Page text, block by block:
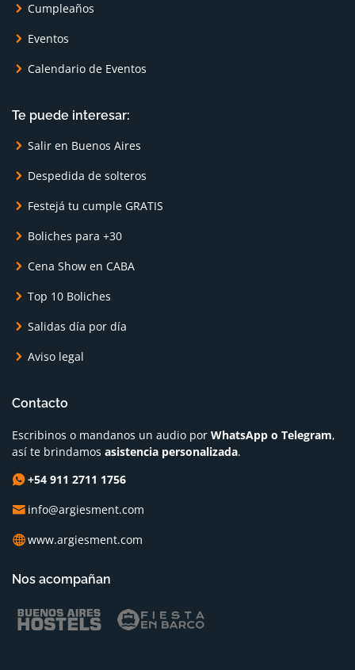
Cumpleaños
Eventos
Calendario de Eventos
Te puede interesar:
Salir en Buenos Aires
Despedida de solteros
Festejá tu cumple GRATIS
Boliches para +30
Cena Show en CABA
Top 10 Boliches
Salidas día por día
Aviso legal
Contacto
Escribinos o mandanos un audio por WhatsApp o Telegram,
así te brindamos asistencia personalizada.
+54 911 2711 1756
info@argiesment.com
www.argiesment.com
Nos acompañan